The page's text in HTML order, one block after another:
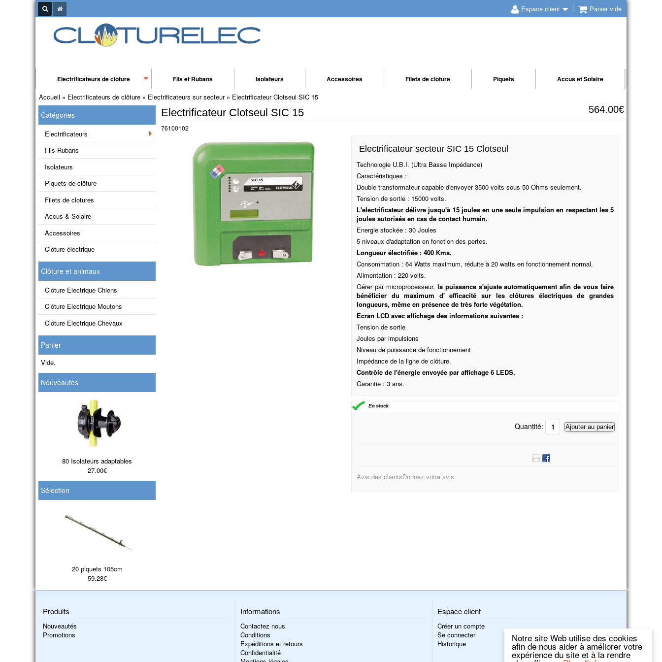
Notre site Web utilise des cookies
afin de nous aider à améliorer votre
expérience du site et à la rendre
Espace client Panier vide
Electrificateurs de clôture Fils et Rubans Isolateurs Accessoires Filets de clôture Piquets Accus et Solaire
Accueil » Electrificateurs de clôture » Electrificateurs sur secteur » Electrificateur Clotseul SIC 15
564.00€
Electrificateur Clotseul SIC 15
76100102
Electrificateur secteur SIC 15 Clotseul
Technologie U.B.I. (Ultra Basse Impédance)
Caractéristiques :
Double transformateur capable d'envoyer 3500 volts sous 50 Ohms seulement.
Tension de sortie : 15000 volts.
L'electrificateur délivre jusqu'à 15 joules en une seule impulsion en respectant les 5
joules autorisés en cas de contact humain.
Energie stockée : 30 Joules
5 niveaux d'adaptation en fonction des pertes.
Longueur électrifiée : 400 Kms.
Consommation : 64 Watts maximum, réduite à 20 watts en fonctionnement normal.
Alimentation : 220 volts.
Gérer par microprocesseur, la puissance s'ajuste automatiquement afin de vous faire
bénéficier du maximum d' efficacité sur les clôtures électriques de grandes
longueurs, même en présence de très forte végétation.
Ecran LCD avec affichage des informations suivantes :
Tension de sortie
Joules par impulsions
Niveau de puissance de fonctionnement
Impédance de la ligne de clôture.
Contrôle de l'énergie envoyée par affichage 6 LEDS.
Garantie : 3 ans.
Quantité: Ajouter au panier
Avis des clientsDonnez votre avis
Catégories
Electrificateurs
Fils Rubans
Isolateurs
Piquets de clôture
Filets de clotures
Accus & Solaire
Accessoires
Clôture électrique
Clôture et animaux
Clôture Electrique Chiens
Clôture Electrique Moutons
Clôture Electrique Chevaux
Panier
Vide.
Nouveautés
80 Isolateurs adaptables
27.00€
Sélection
20 piquets 105cm
59.28€
Produits
Nouveautés
Promotions
Informations
Contactez nous
Conditions
Expéditions et retours
Confidentialité
Espace client
Créer un compte
Se connecter
Historique